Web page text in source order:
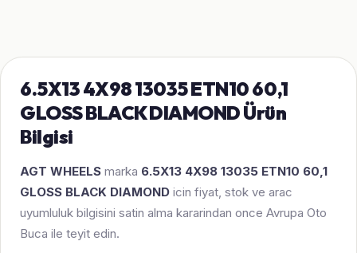
6.5X13 4X98 13035 ETN10 60,1
GLOSS BLACK DIAMOND Ürün
Bilgisi
AGT WHEELS marka 6.5X13 4X98 13035 ETN10 60,1
GLOSS BLACK DIAMOND icin fiyat, stok ve arac
uyumluluk bilgisini satin alma kararindan once Avrupa Oto
Buca ile teyit edin.